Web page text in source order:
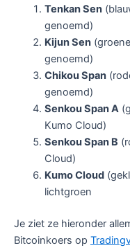
Tenkan Sen
genoemd)
Kijun Sen
genoemd)
Chikou Span
genoemd)
Senkou Span A
Kumo Cloud)
Senkou Span B
Cloud)
Kumo Cloud
lichtgroen
Je ziet ze hieronder
Bitcoinkoers op